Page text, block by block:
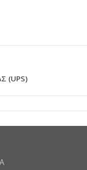
(UPS)